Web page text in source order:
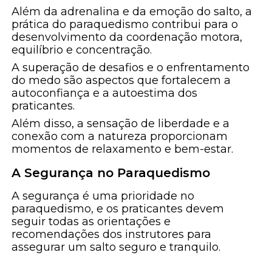
Além da adrenalina e da emoção do salto, a
prática do paraquedismo contribui para o
desenvolvimento da coordenação motora,
equilíbrio e concentração.
A superação de desafios e o enfrentamento
do medo são aspectos que fortalecem a
autoconfiança e a autoestima dos
praticantes.
Além disso, a sensação de liberdade e a
conexão com a natureza proporcionam
momentos de relaxamento e bem-estar.
A Segurança no Paraquedismo
A segurança é uma prioridade no
paraquedismo, e os praticantes devem
seguir todas as orientações e
recomendações dos instrutores para
assegurar um salto seguro e tranquilo.